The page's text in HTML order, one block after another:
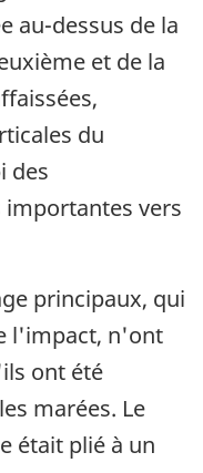
au-dessus de la
et de la
du
des
vers
principaux, qui
l'impact, n'ont
ont été
marées. Le
était plié à un